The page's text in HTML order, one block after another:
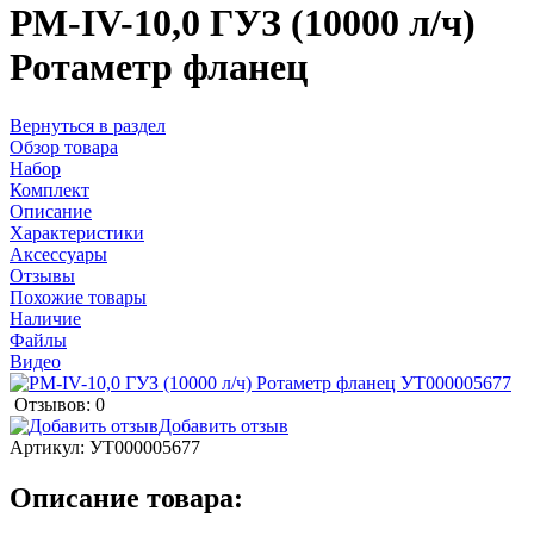
РМ-IV-10,0 ГУЗ (10000 л/ч)
Ротаметр фланец
Вернуться в раздел
Обзор товара
Набор
Комплект
Описание
Характеристики
Аксессуары
Отзывы
Похожие товары
Наличие
Файлы
Видео
Отзывов: 0
Добавить отзыв
Артикул: УТ000005677
Описание товара: